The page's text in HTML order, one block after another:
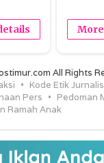
All Rights
Kode Etik
Pers
Pedoman
Ramah Anak